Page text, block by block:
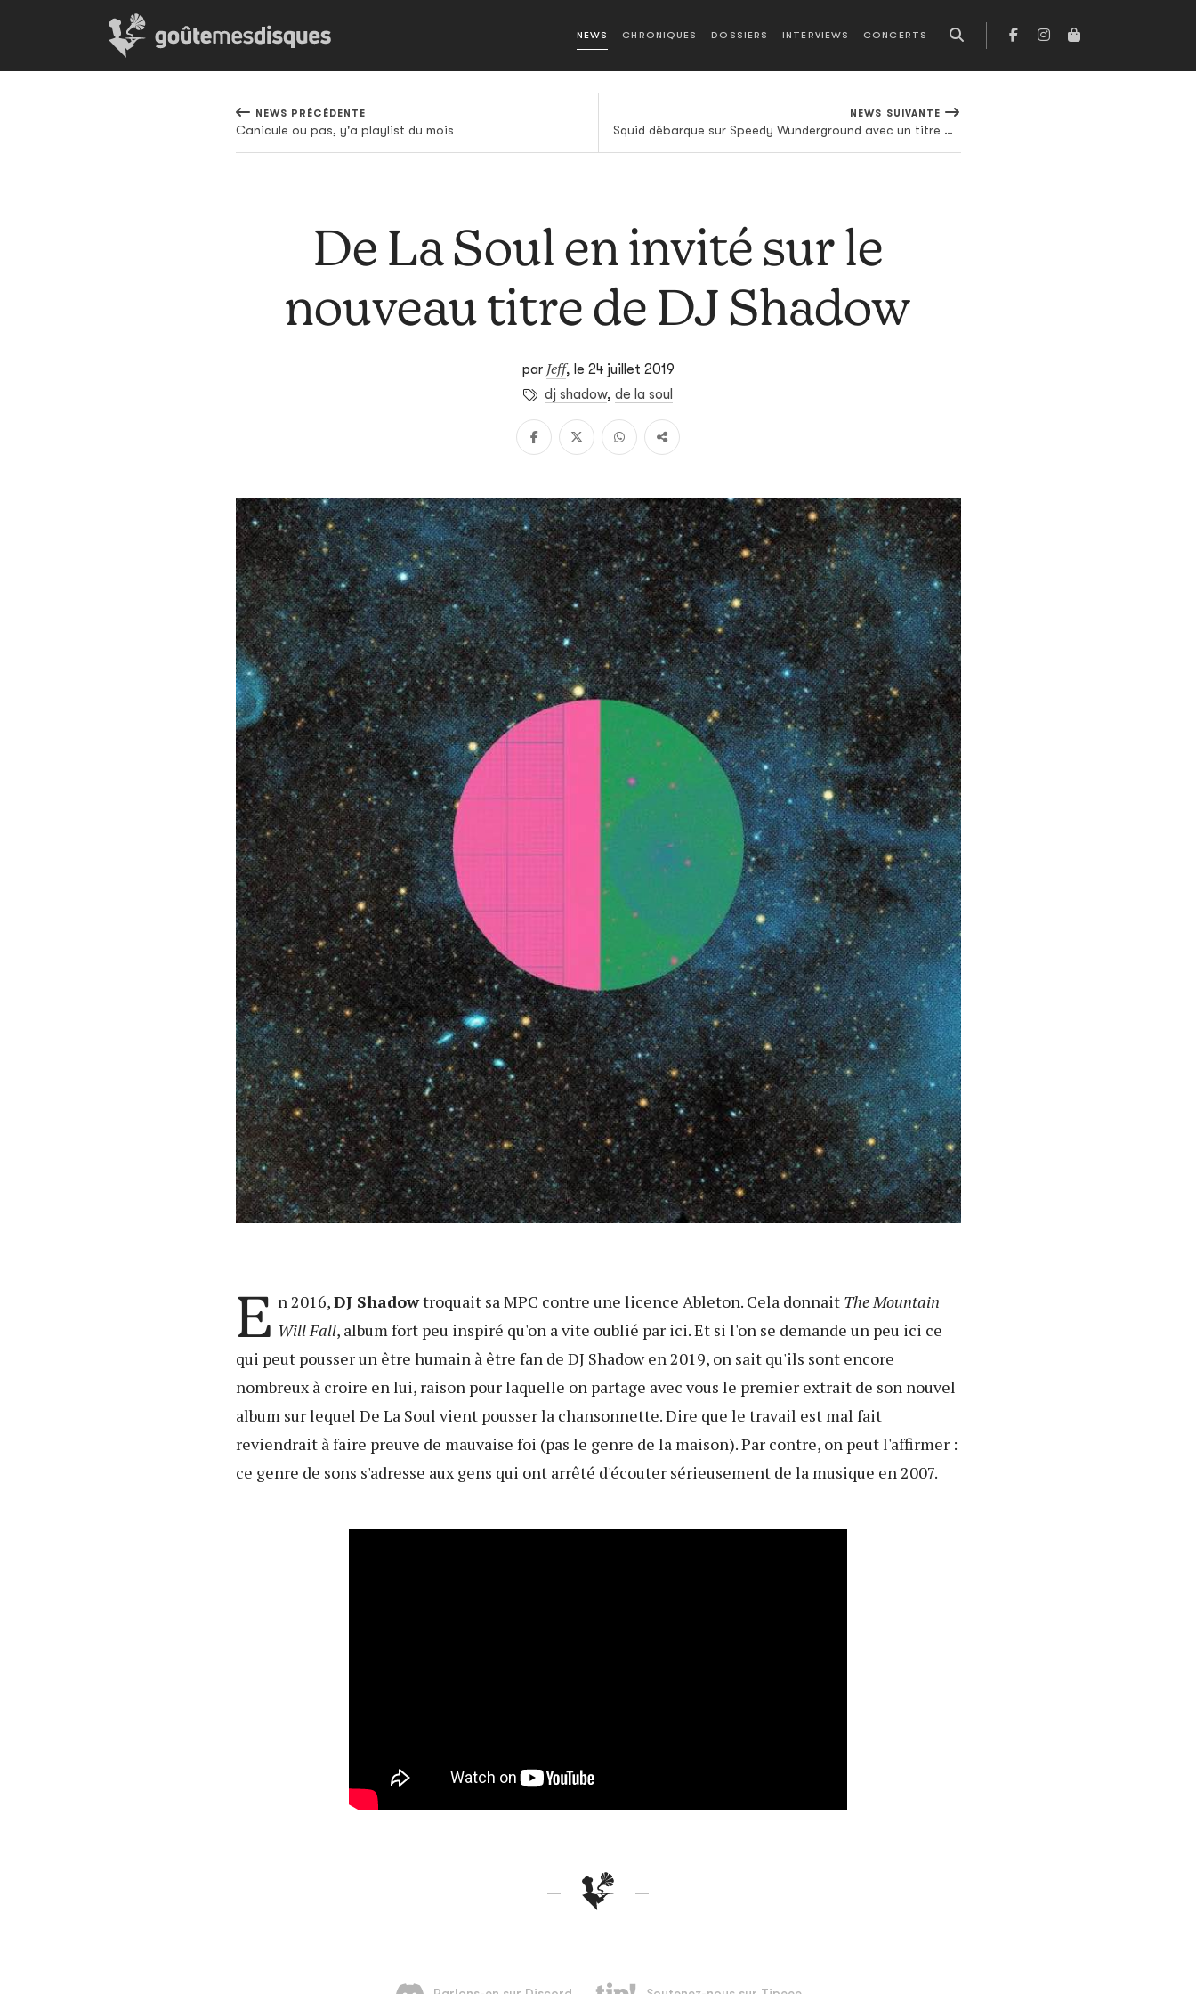
NEWS CHRONIQUES DOSSIERS INTERVIEWS CONCERTS
NEWS PRÉCÉDENTE
Canicule ou pas, y'a playlist du mois
NEWS SUIVANTE
Squid débarque sur Speedy Wunderground avec un titre bien fifou
De La Soul en invité sur le
nouveau titre de DJ Shadow
par Jeff, le 24 juillet 2019
dj shadow, de la soul
E n 2016,DJ Shadowtroquait sa MPC contre une licence Ableton. Cela donnait The Mountain
Will Fall, album fort peu inspiré qu'on a vite oublié par ici. Et si l'on se demande un peu ici ce
qui peut pousser un être humain à être fan de DJ Shadow en 2019, on sait qu'ils sont encore
nombreux à croire en lui, raison pour laquelle on partage avec vous le premier extrait de son nouvel
album sur lequel De La Soul vient pousser la chansonnette. Dire que le travail est mal fait
reviendrait à faire preuve de mauvaise foi (pas le genre de la maison). Par contre, on peut l'affirmer :
ce genre de sons s'adresse aux gens qui ont arrêté d'écouter sérieusement de la musique en 2007.